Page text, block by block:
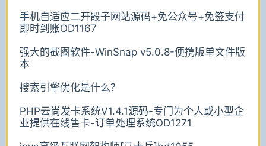
手机自适应二开骰子网站源码+免公众号+免签支付
即时到账OD1167
强大的截图软件-WinSnap v5.0.8-便携版单文件版
本
搜索引擎优化是什么？
PHP云尚发卡系统V1.4.1源码-专门为个人或小型企
业提供在线售卡-订单处理系统OD1271